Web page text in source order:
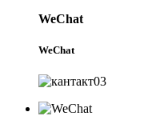
WeChat
WeChat